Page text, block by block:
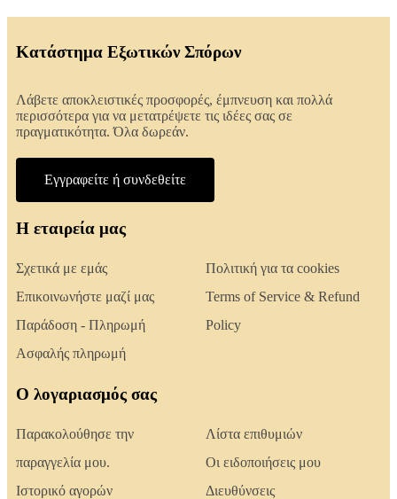
Κατάστημα Εξωτικών Σπόρων
Λάβετε αποκλειστικές προσφορές, έμπνευση και πολλά
περισσότερα για να μετατρέψετε τις ιδέες σας σε
πραγματικότητα. Όλα δωρεάν.
Εγγραφείτε ή συνδεθείτε
Η εταιρεία μας
Σχετικά με εμάς
Επικοινωνήστε μαζί μας
Παράδοση - Πληρωμή
Ασφαλής πληρωμή
Πολιτική για τα cookies
Terms of Service & Refund
Policy
Ο λογαριασμός σας
Παρακολούθησε την
παραγγελία μου.
Ιστορικό αγορών
Λίστα επιθυμιών
Οι ειδοποιήσεις μου
Διευθύνσεις